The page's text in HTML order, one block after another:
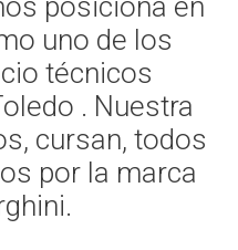
posiciona en
uno de los
técnicos
. Nuestra
cursan, todos
por la marca